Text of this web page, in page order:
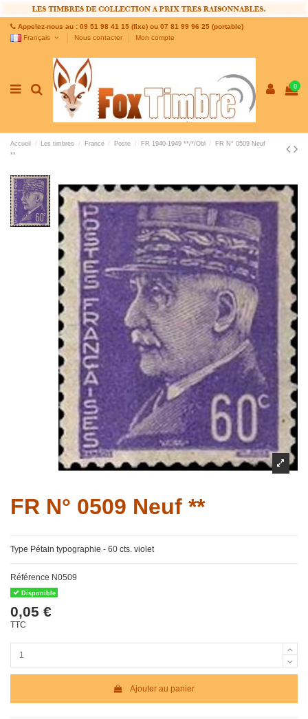
Appelez-nous au : 09 51 98 41 15 (fixe) ou 07 81 99 96 25 (portable)
Français
Nous contacter Mon compte
0
Accueil Les timbres France Poste FR 1940-1949 **/*/Obl
FR N° 0509 Neuf
**
FR N° 0509 Neuf **
Type Pétain typographie - 60 cts. violet
Référence N0509
Disponible
0,05 €
TTC
Ajouter au panier